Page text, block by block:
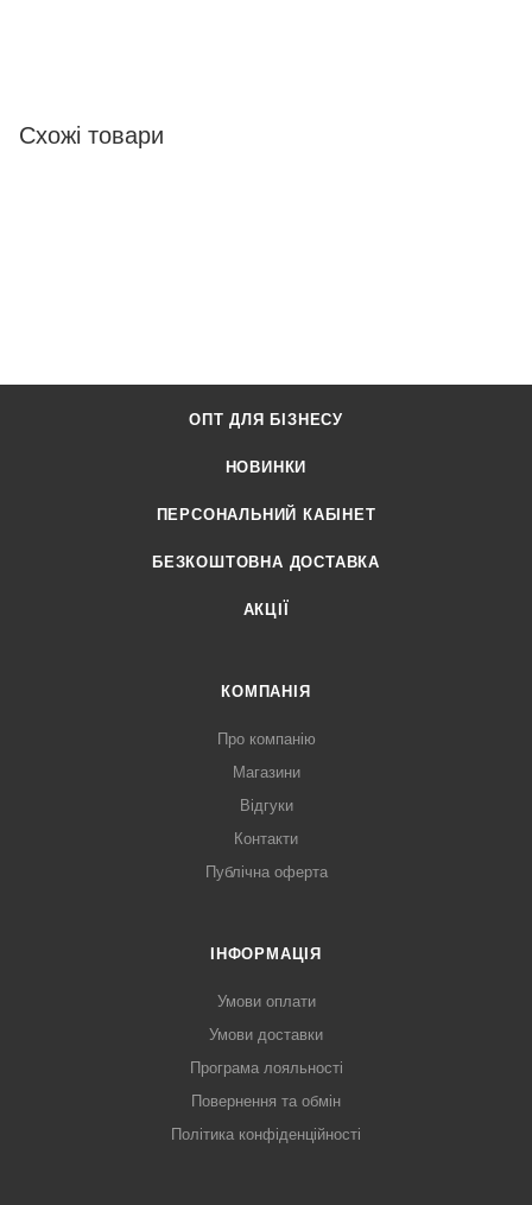
Схожі товари
ОПТ ДЛЯ БІЗНЕСУ
НОВИНКИ
ПЕРСОНАЛЬНИЙ КАБІНЕТ
БЕЗКОШТОВНА ДОСТАВКА
АКЦІЇ
КОМПАНІЯ
Про компанію
Магазини
Відгуки
Контакти
Публічна оферта
ІНФОРМАЦІЯ
Умови оплати
Умови доставки
Програма лояльності
Повернення та обмін
Політика конфіденційності